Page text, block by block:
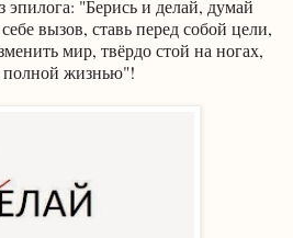
эпилога: "Берись и делай, думай
вызов, ставь перед собой цели,
мир, твёрдо стой на ногах,
полной жизнью"!